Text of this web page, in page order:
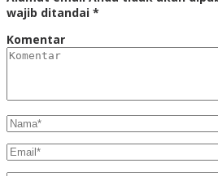
wajib ditandai *
Komentar